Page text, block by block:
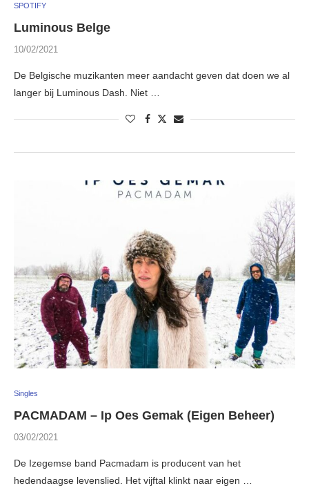
SPOTIFY
Luminous Belge
10/02/2021
De Belgische muzikanten meer aandacht geven dat doen we al
langer bij Luminous Dash. Niet …
Singles
PACMADAM – Ip Oes Gemak (Eigen Beheer)
03/02/2021
De Izegemse band Pacmadam is producent van het
hedendaagse levenslied. Het vijftal klinkt naar eigen …